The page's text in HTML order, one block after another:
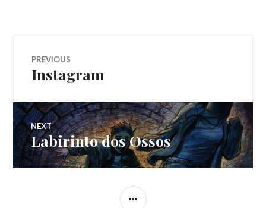
Navegação
de
Post
PREVIOUS
Previous
Instagram
NEXT
Next
post:
Labirinto dos Ossos
SIDEBAR